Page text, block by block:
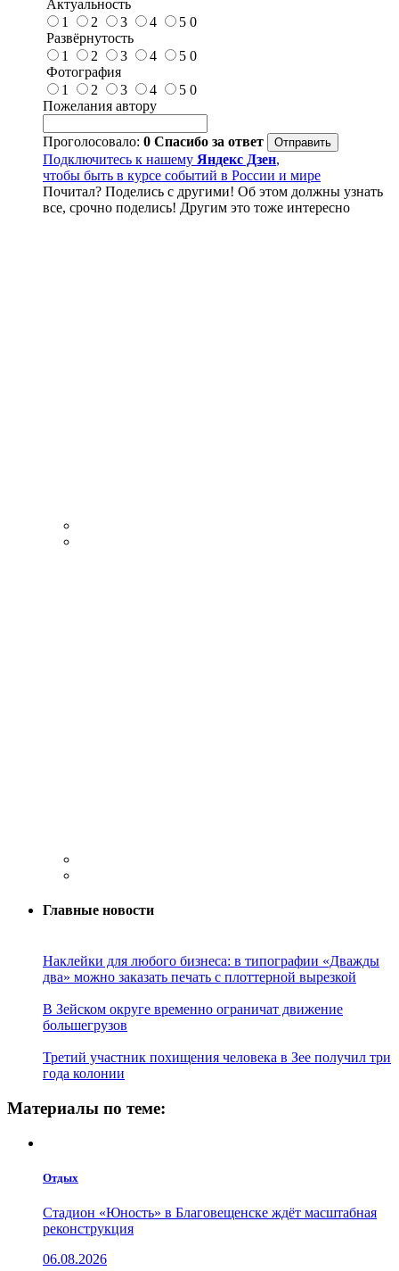
Актуальность
1
2 3 4 5 0
Развёрнутость
1
2 3 4 5 0
Фотография
1
2 3 4 5 0
Пожелания автору
Проголосовало: 0 Спасибо за ответ
Подключитесь к нашему Яндекс Дзен,
чтобы быть в курсе событий в России и мире
Почитал? Поделись с другими! Об этом должны узнать
все, срочно поделись! Другим это тоже интересно
Главные новости
Наклейки для любого бизнеса: в типографии «Дважды
два» можно заказать печать с плоттерной вырезкой
В Зейском округе временно ограничат движение
большегрузов
Третий участник похищения человека в Зее получил три
года колонии
Материалы по теме:
Отдых
Стадион «Юность» в Благовещенске ждёт масштабная
реконструкция
06.08.2026